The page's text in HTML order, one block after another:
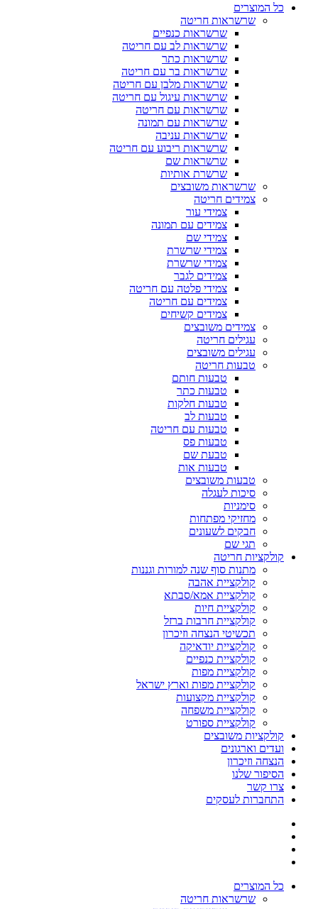
כל המוצרים
שרשראות חריטה
שרשראות כנפיים
שרשראות לב עם חריטה
שרשראות כתר
שרשראות בר עם חריטה
שרשראות מלבן עם חריטה
שרשראות עיגול עם חריטה
שרשראות עם חריטה
שרשראות עם תמונה
שרשראות עניבה
שרשראות ריבוע עם חריטה
שרשראות שם
שרשרת אותיות
שרשראות משובצים
צמידים חריטה
צמידי עור
צמידים עם תמונה
צמידי שם
צמידי שרשרת
צמידי שרשרת
צמידים לגבר
צמידי פלטה עם חריטה
צמידים עם חריטה
צמידים קשיחים
צמידים משובצים
עגילים חריטה
עגילים משובצים
טבעות חריטה
טבעות חותם
טבעות כתר
טבעות חלקות
טבעות לב
טבעות עם חריטה
טבעות פס
טבעת שם
טבעות אות
טבעות משובצים
סיכות לעגלה
סימניות
מחזיקי מפתחות
חבקים לשעונים
תגי שם
קולקציות חריטה
מתנות סוף שנה למורות וגננות
קולקציית אהבה
קולקציית אמא/סבתא
קולקציית חיות
קולקציית חרבות ברזל
תכשיטי הנצחה וזיכרון
קולקציית יודאיקה
קולקציית כנפיים
קולקציית מפות
קולקציית מפות וארץ ישראל
קולקציית מקצועות
קולקציית משפחה
קולקציית ספורט
קולקציות משובצים
ועדים וארגונים
הנצחה וזיכרון
הסיפור שלנו
צרו קשר
התחברות לעסקים
כל המוצרים
שרשראות חריטה